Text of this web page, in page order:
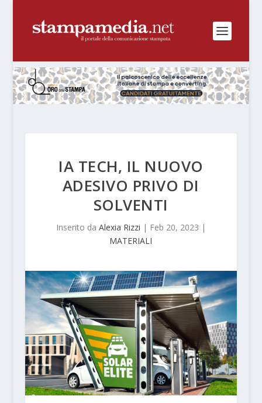
IA TECH, IL NUOVO
ADESIVO PRIVO DI
SOLVENTI
Inserito da Alexia Rizzi | Feb 20, 2023 |
MATERIALI